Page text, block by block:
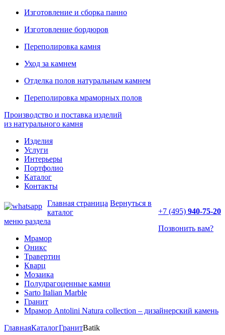
Изготовление и сборка панно
Изготовление бордюров
Переполировка камня
Уход за камнем
Отделка полов натуральным камнем
Переполировка мраморных полов
Производство и поставка изделий
из натурального камня
Изделия
Услуги
Интерьеры
Портфолио
Каталог
Контакты
+7 (495) 940-75-20
Позвонить вам?
Главная страница Вернуться в
каталог
меню раздела
Мрамор
Оникс
Травертин
Кварц
Мозаика
Полудрагоценные камни
Sarto Italian Marble
Гранит
Мрамор Antolini Natura collection – дизайнерский камень
ГлавнаяКаталогГранитBatik